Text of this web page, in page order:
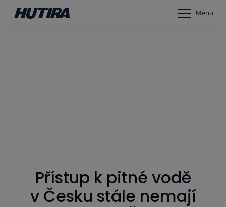
Menu
Přístup k pitné vodě
v Česku stále nemají